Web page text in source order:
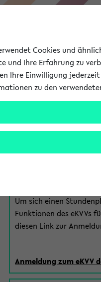
Forschung
Es gibt mehrere
Um sich einen
Funktionen des eKVVs
diesen Link zur
Anmeldung zum eKVV
Cookies und
und Ihre Erfahrung zu
Ihre Einwilligung
zu den